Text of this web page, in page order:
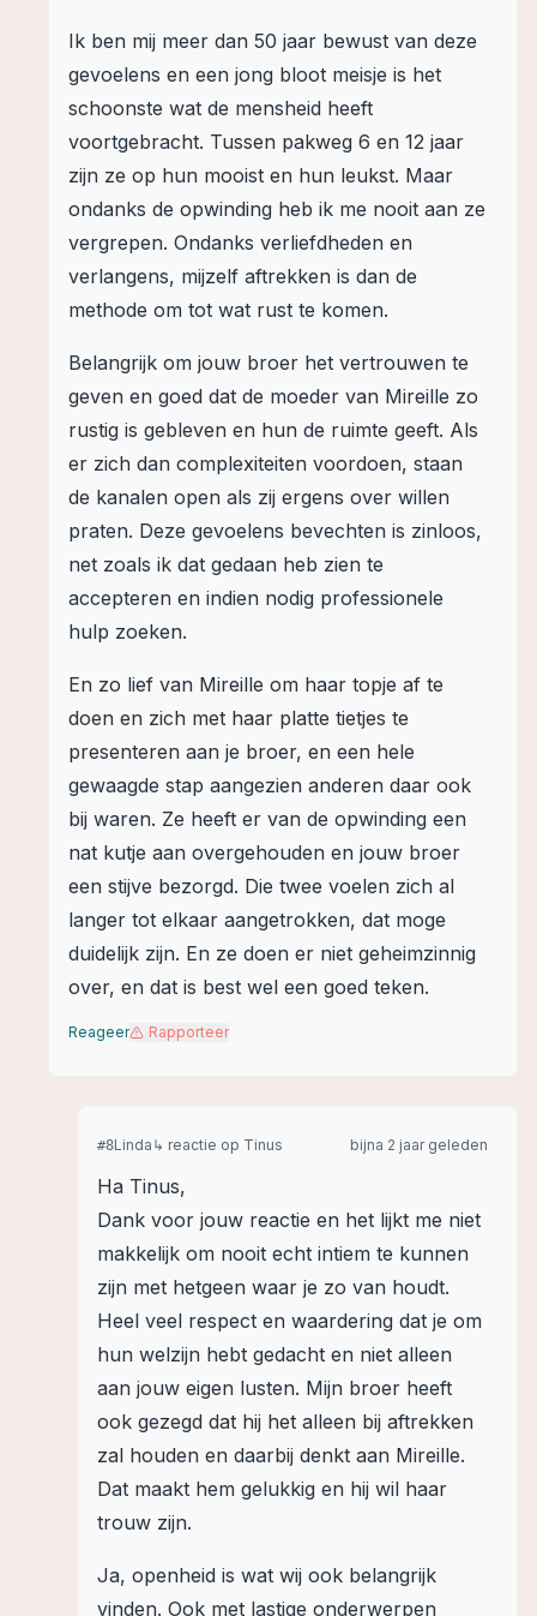
Ik ben mij meer dan 50 jaar bewust van deze
gevoelens en een jong bloot meisje is het
schoonste wat de mensheid heeft
voortgebracht. Tussen pakweg 6 en 12 jaar
zijn ze op hun mooist en hun leukst. Maar
ondanks de opwinding heb ik me nooit aan ze
vergrepen. Ondanks verliefdheden en
verlangens, mijzelf aftrekken is dan de
methode om tot wat rust te komen.
Belangrijk om jouw broer het vertrouwen te
geven en goed dat de moeder van Mireille zo
rustig is gebleven en hun de ruimte geeft. Als
er zich dan complexiteiten voordoen, staan
de kanalen open als zij ergens over willen
praten. Deze gevoelens bevechten is zinloos,
net zoals ik dat gedaan heb zien te
accepteren en indien nodig professionele
hulp zoeken.
En zo lief van Mireille om haar topje af te
doen en zich met haar platte tietjes te
presenteren aan je broer, en een hele
gewaagde stap aangezien anderen daar ook
bij waren. Ze heeft er van de opwinding een
nat kutje aan overgehouden en jouw broer
een stijve bezorgd. Die twee voelen zich al
langer tot elkaar aangetrokken, dat moge
duidelijk zijn. En ze doen er niet geheimzinnig
over, en dat is best wel een goed teken.
Reageer Rapporteer
#8Linda ↳ reactie op Tinus bijna 2 jaar geleden
Ha Tinus,
Dank voor jouw reactie en het lijkt me niet
makkelijk om nooit echt intiem te kunnen
zijn met hetgeen waar je zo van houdt.
Heel veel respect en waardering dat je om
hun welzijn hebt gedacht en niet alleen
aan jouw eigen lusten. Mijn broer heeft
ook gezegd dat hij het alleen bij aftrekken
zal houden en daarbij denkt aan Mireille.
Dat maakt hem gelukkig en hij wil haar
trouw zijn.
Ja, openheid is wat wij ook belangrijk
vinden. Ook met lastige onderwerpen